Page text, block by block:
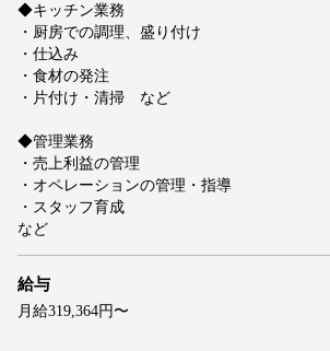
◆キッチン業務
・厨房での調理、盛り付け
・仕込み
・食材の発注
・片付け・清掃 など
◆管理業務
・売上利益の管理
・オペレーションの管理・指導
・スタッフ育成
など
給与
月給319,364円〜